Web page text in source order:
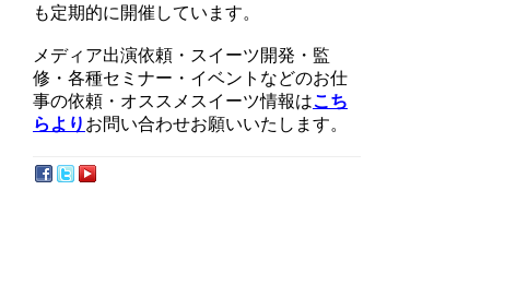
も定期的に開催しています。
メディア出演依頼・スイーツ開発・監
修・各種セミナー・イベントなどのお仕
事の依頼・オススメスイーツ情報はこち
らより お問い合わせお願いいたします。